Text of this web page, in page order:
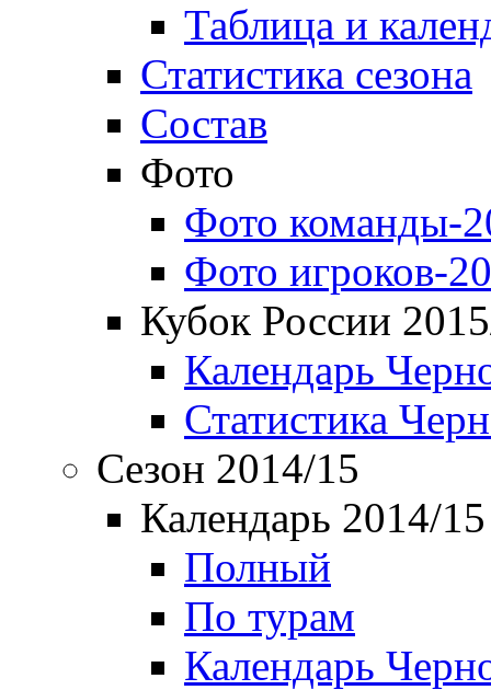
Таблица и
Статистика сезона
Состав
Фото
Фото команды-
Фото игроков-
Кубок России
Календарь
Статистика
Сезон 2014/15
Календарь 2014/15
Полный
По турам
Календарь